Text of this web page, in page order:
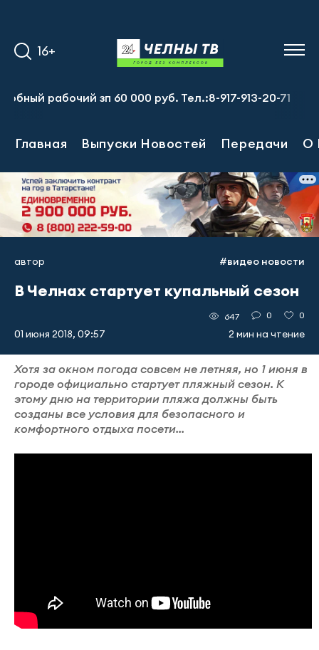
16+
зп 60 000 руб. Тел.:8-917-913-20-71
Главная Выпуски Новостей Передачи О
автор #видео новости
В Челнах стартует купальный сезон
01 июня 2018, 09:57
647 0 0
2 мин на чтение
Хотя за окном погода совсем не летняя, но 1 июня в
городе официально стартует пляжный сезон. К
этому дню на территории пляжа должны быть
созданы все условия для безопасного и
комфортного отдыха посети...